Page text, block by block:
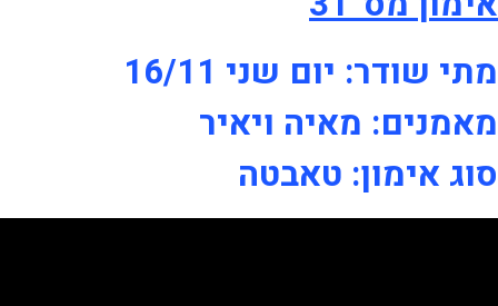
מתי שודר: יום שני 16/11
מאמנים: מאיה ויאיר
סוג אימון: טאבטה